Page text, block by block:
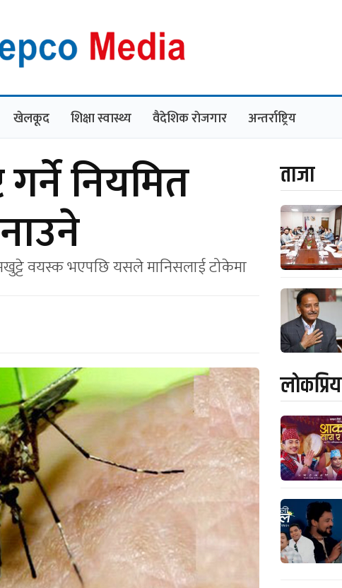
खेलकूद शिक्षा स्वास्थ्य वैदेशिक राेजगार अन्तर्राष्ट्रिय
नियमित
वयस्क भएपछि यसले मानिसलाई टोकेमा
ताजा
लाेकप्रिय